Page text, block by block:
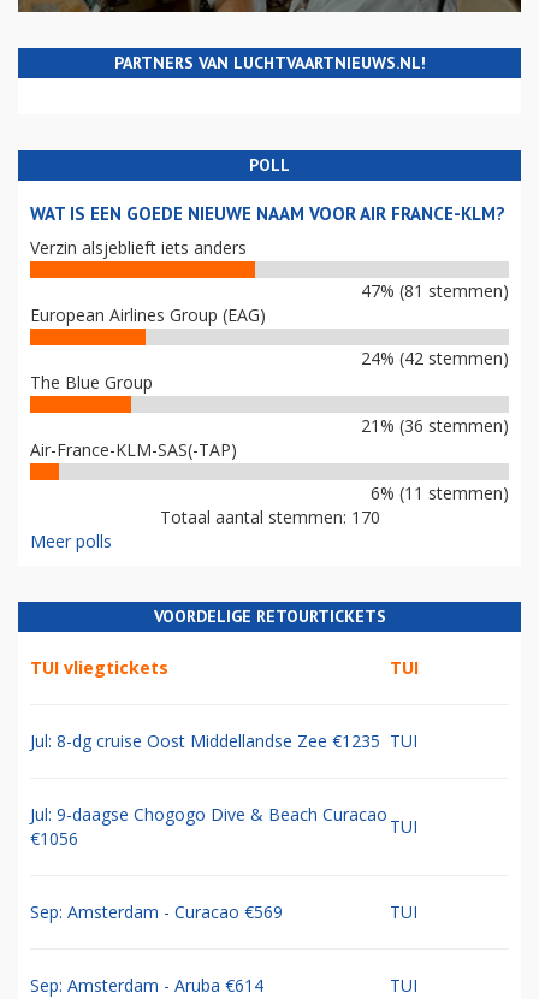
PARTNERS VAN LUCHTVAARTNIEUWS.NL!
POLL
WAT IS EEN GOEDE NIEUWE NAAM VOOR AIR FRANCE-KLM?
Verzin alsjeblieft iets anders
47% (81 stemmen)
European Airlines Group (EAG)
24% (42 stemmen)
The Blue Group
21% (36 stemmen)
Air-France-KLM-SAS(-TAP)
6% (11 stemmen)
Totaal aantal stemmen: 170
Meer polls
VOORDELIGE RETOURTICKETS
TUI vliegtickets TUI
Jul: 8-dg cruise Oost Middellandse Zee €1235 TUI
Jul: 9-daagse Chogogo Dive & Beach Curacao
€1056
TUI
Sep: Amsterdam - Curacao €569 TUI
Sep: Amsterdam - Aruba €614 TUI